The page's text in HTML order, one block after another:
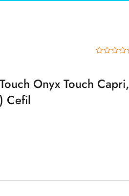
Onyx Touch Capri,
Cefil